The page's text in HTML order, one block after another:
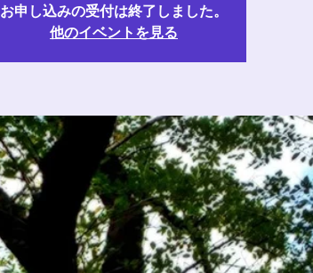
お申し込みの受付は終了しました。
他のイベントを見る